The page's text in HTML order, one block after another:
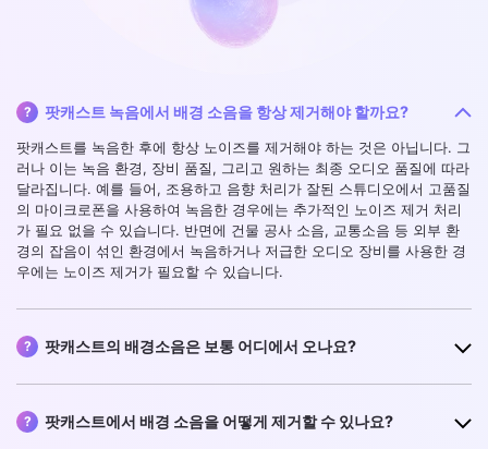
? 팟캐스트 녹음에서 배경 소음을 항상 제거해야 할까요?
팟캐스트를 녹음한 후에 항상 노이즈를 제거해야 하는 것은 아닙니다. 그
러나 이는 녹음 환경, 장비 품질, 그리고 원하는 최종 오디오 품질에 따라
달라집니다. 예를 들어, 조용하고 음향 처리가 잘된 스튜디오에서 고품질
의 마이크로폰을 사용하여 녹음한 경우에는 추가적인 노이즈 제거 처리
가 필요 없을 수 있습니다. 반면에 건물 공사 소음, 교통소음 등 외부 환
경의 잡음이 섞인 환경에서 녹음하거나 저급한 오디오 장비를 사용한 경
우에는 노이즈 제거가 필요할 수 있습니다.
? 팟캐스트의 배경소음은 보통 어디에서 오나요?
? 팟캐스트에서 배경 소음을 어떻게 제거할 수 있나요?